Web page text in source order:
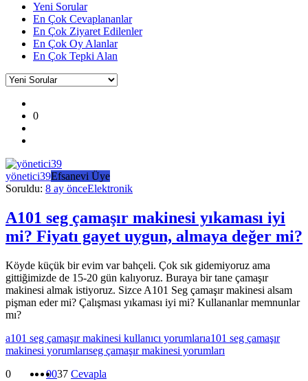
Yeni Sorular
En Çok Cevaplananlar
En Çok Ziyaret Edilenler
En Çok Oy Alanlar
En Çok Tepki Alan
Kullanıcı
Yorumları
Deneyimleri
En
sonuncu
Sorular
0
yönetici39Efsanevi Üye
Soruldu: 8 ay önceElektronik
A101 seg çamaşır makinesi yıkaması iyi
mi? Fiyatı gayet uygun, almaya değer mi?
Köyde küçük bir evim var bahçeli. Çok sık gidemiyoruz ama
gittiğimizde de 15-20 gün kalıyoruz. Buraya bir tane çamaşır
makinesi almak istiyoruz. Sizce A101 Seg çamaşır makinesi alsam
pişman eder mi? Çalışması yıkaması iyi mi? Kullananlar memnunlar
mı?
a101 seg çamaşır makinesi kullanıcı yorumlarıa101 seg çamaşır
makinesi yorumlarıseg çamaşır makinesi yorumları
0
0037 Cevapla